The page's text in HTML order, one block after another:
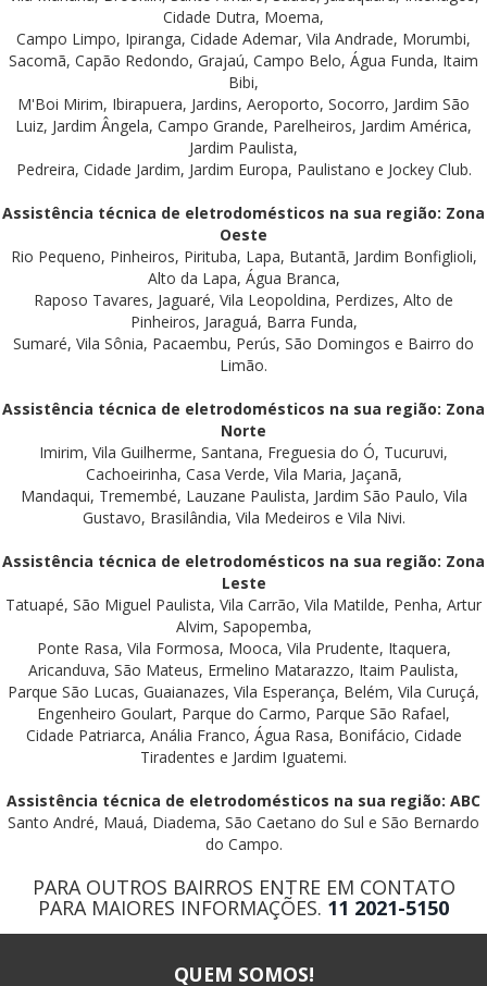
Cidade Dutra, Moema,
Campo Limpo, Ipiranga, Cidade Ademar, Vila Andrade, Morumbi,
Sacomã, Capão Redondo, Grajaú, Campo Belo, Água Funda, Itaim
Bibi,
M'Boi Mirim, Ibirapuera, Jardins, Aeroporto, Socorro, Jardim São
Luiz, Jardim Ângela, Campo Grande, Parelheiros, Jardim América,
Jardim Paulista,
Pedreira, Cidade Jardim, Jardim Europa, Paulistano e Jockey Club.
Assistência técnica de eletrodomésticos na sua região: Zona
Oeste
Rio Pequeno, Pinheiros, Pirituba, Lapa, Butantã, Jardim Bonfiglioli,
Alto da Lapa, Água Branca,
Raposo Tavares, Jaguaré, Vila Leopoldina, Perdizes, Alto de
Pinheiros, Jaraguá, Barra Funda,
Sumaré, Vila Sônia, Pacaembu, Perús, São Domingos e Bairro do
Limão.
Assistência técnica de eletrodomésticos na sua região: Zona
Norte
Imirim, Vila Guilherme, Santana, Freguesia do Ó, Tucuruvi,
Cachoeirinha, Casa Verde, Vila Maria, Jaçanã,
Mandaqui, Tremembé, Lauzane Paulista, Jardim São Paulo, Vila
Gustavo, Brasilândia, Vila Medeiros e Vila Nivi.
Assistência técnica de eletrodomésticos na sua região: Zona
Leste
Tatuapé, São Miguel Paulista, Vila Carrão, Vila Matilde, Penha, Artur
Alvim, Sapopemba,
Ponte Rasa, Vila Formosa, Mooca, Vila Prudente, Itaquera,
Aricanduva, São Mateus, Ermelino Matarazzo, Itaim Paulista,
Parque São Lucas, Guaianazes, Vila Esperança, Belém, Vila Curuçá,
Engenheiro Goulart, Parque do Carmo, Parque São Rafael,
Cidade Patriarca, Anália Franco, Água Rasa, Bonifácio, Cidade
Tiradentes e Jardim Iguatemi.
Assistência técnica de eletrodomésticos na sua região: ABC
Santo André, Mauá, Diadema, São Caetano do Sul e São Bernardo
do Campo.
PARA OUTROS BAIRROS ENTRE EM CONTATO
PARA MAIORES INFORMAÇÕES. 11 2021-5150
QUEM SOMOS!